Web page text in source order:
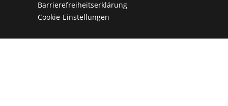
Barrierefreiheitserklärung
Cookie-Einstellungen